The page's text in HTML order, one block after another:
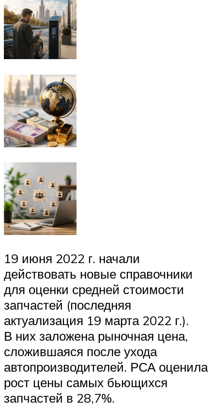
19 июня 2022 г. начали
действовать новые справочники
для оценки средней стоимости
запчастей (последняя
актуализация 19 марта 2022 г.).
В них заложена рыночная цена,
сложившаяся после ухода
автопроизводителей. РСА оценила
рост цены самых бьющихся
запчастей в 28,7%.